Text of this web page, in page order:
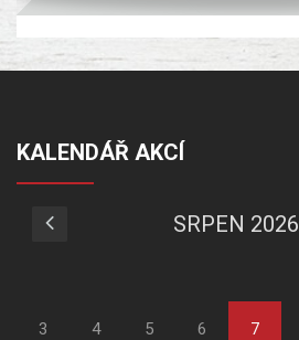
KALENDÁŘ AKCÍ
SRPEN 2026
3 4 5 6 7